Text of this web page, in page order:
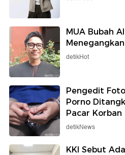
MUA Bubah
detikHot
Pengedit
Porno
Pacar Korban
detikNews
KKI Sebut